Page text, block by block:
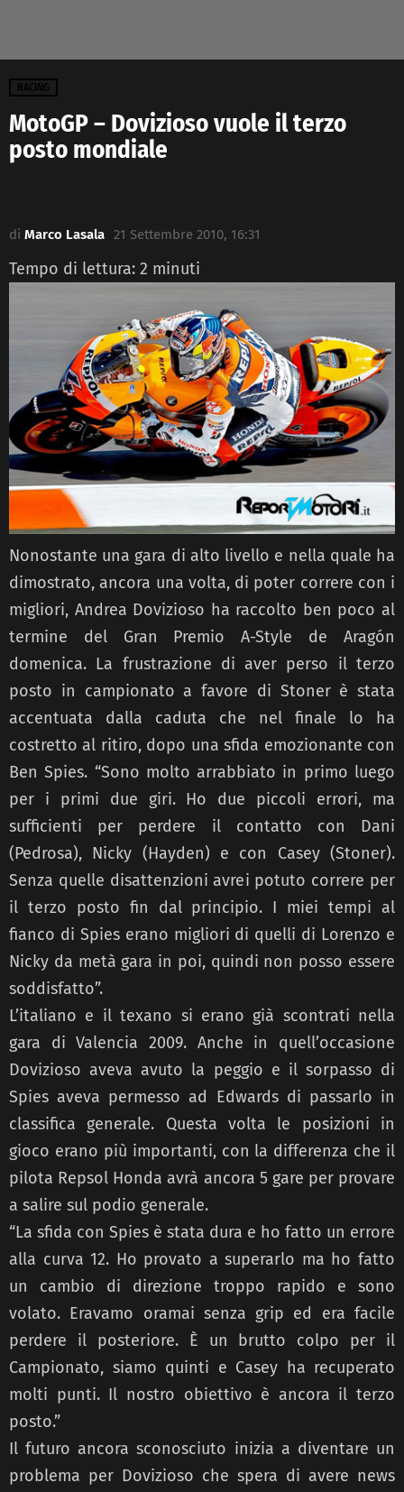
RACING
MotoGP – Dovizioso vuole il terzo
posto mondiale
di Marco Lasala 21 Settembre 2010, 16:31
Tempo di lettura: 2 minuti
Nonostante una gara di alto livello e nella quale ha
dimostrato, ancora una volta, di poter correre con i
migliori, Andrea Dovizioso ha raccolto ben poco al
termine del Gran Premio A-Style de Aragón
domenica. La frustrazione di aver perso il terzo
posto in campionato a favore di Stoner è stata
accentuata dalla caduta che nel finale lo ha
costretto al ritiro, dopo una sfida emozionante con
Ben Spies. “Sono molto arrabbiato in primo luego
per i primi due giri. Ho due piccoli errori, ma
sufficienti per perdere il contatto con Dani
(Pedrosa), Nicky (Hayden) e con Casey (Stoner).
Senza quelle disattenzioni avrei potuto correre per
il terzo posto fin dal principio. I miei tempi al
fianco di Spies erano migliori di quelli di Lorenzo e
Nicky da metà gara in poi, quindi non posso essere
soddisfatto”.
L’italiano e il texano si erano già scontrati nella
gara di Valencia 2009. Anche in quell’occasione
Dovizioso aveva avuto la peggio e il sorpasso di
Spies aveva permesso ad Edwards di passarlo in
classifica generale. Questa volta le posizioni in
gioco erano più importanti, con la differenza che il
pilota Repsol Honda avrà ancora 5 gare per provare
a salire sul podio generale.
“La sfida con Spies è stata dura e ho fatto un errore
alla curva 12. Ho provato a superarlo ma ho fatto
un cambio di direzione troppo rapido e sono
volato. Eravamo oramai senza grip ed era facile
perdere il posteriore. È un brutto colpo per il
Campionato, siamo quinti e Casey ha recuperato
molti punti. Il nostro obiettivo è ancora il terzo
posto.”
Il futuro ancora sconosciuto inizia a diventare un
problema per Dovizioso che spera di avere news